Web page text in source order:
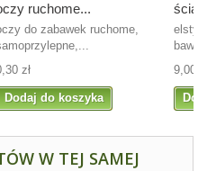
ruchome...
do zabawek ruchome,
zł
Dodaj do koszyka
9,00
W TEJ SAMEJ